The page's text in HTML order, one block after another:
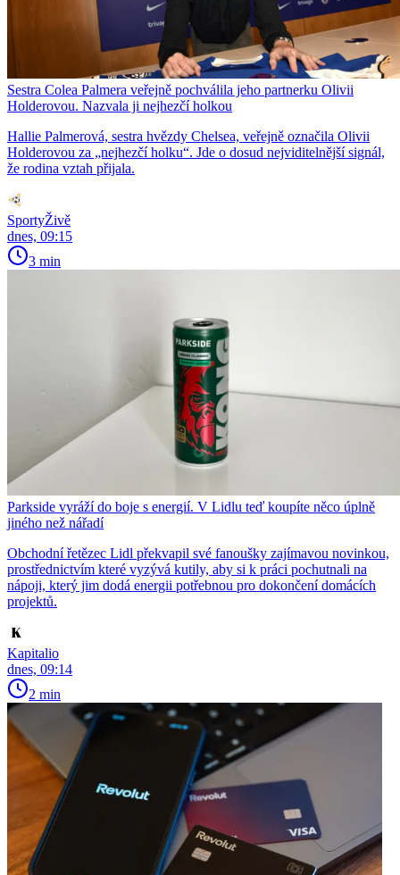
Sestra Colea Palmera veřejně pochválila jeho partnerku Olivii
Holderovou. Nazvala ji nejhezčí holkou
Hallie Palmerová, sestra hvězdy Chelsea, veřejně označila Olivii
Holderovou za „nejhezčí holku“. Jde o dosud nejviditelnější signál,
že rodina vztah přijala.
SportyŽivě
dnes, 09:15
3 min
Parkside vyráží do boje s energií. V Lidlu teď koupíte něco úplně
jiného než nářadí
Obchodní řetězec Lidl překvapil své fanoušky zajímavou novinkou,
prostřednictvím které vyzývá kutily, aby si k práci pochutnali na
nápoji, který jim dodá energii potřebnou pro dokončení domácích
projektů.
Kapitalio
dnes, 09:14
2 min